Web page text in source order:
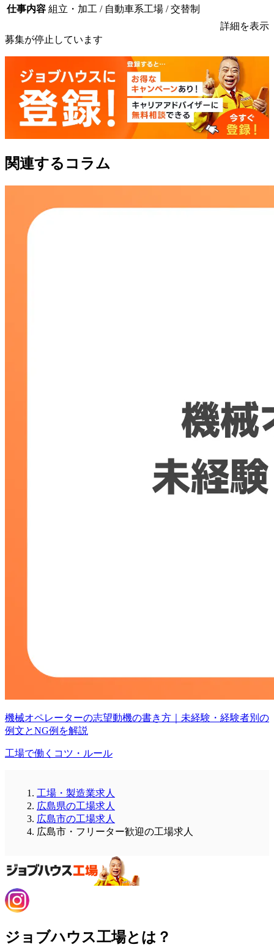
仕事内容 組立・加工 / 自動車系工場 / 交替制
詳細を表示
募集が停止しています
関連するコラム
機械オペレーターの志望動機の書き方｜未経験・経験者別の
例文とNG例を解説
工場で働くコツ・ルール
工場・製造業求人
広島県の工場求人
広島市の工場求人
広島市・フリーター歓迎の工場求人
ジョブハウス工場とは？